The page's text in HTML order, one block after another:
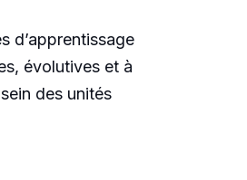
d’apprentissage
évolutives et à
des unités